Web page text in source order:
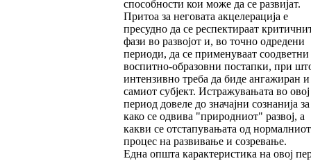
способности кои може да се развијат.
Притоа за неговата акцелерација е
пресудно да се респектираат
фази во развојот и, во точно одредени
периоди, да се применуваат соодветни
воспитно-образовни постапки, при
интензивно треба да биде ангажиран и
самиот субјект. Истражувањата во овој
период довеле до значајни сознанија
како се одвива "природниот" развој, а
какви се отстапувањата од нормалниот
процес на развивање и созревање.
Една општа карактеристика на овој